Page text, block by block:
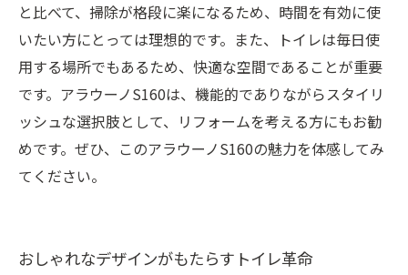
と比べて、掃除が格段に楽になるため、時間を有効に使
いたい方にとっては理想的です。また、トイレは毎日使
用する場所でもあるため、快適な空間であることが重要
です。アラウーノS160は、機能的でありながらスタイリ
ッシュな選択肢として、リフォームを考える方にもお勧
めです。ぜひ、このアラウーノS160の魅力を体感してみ
てください。
おしゃれなデザインがもたらすトイレ革命